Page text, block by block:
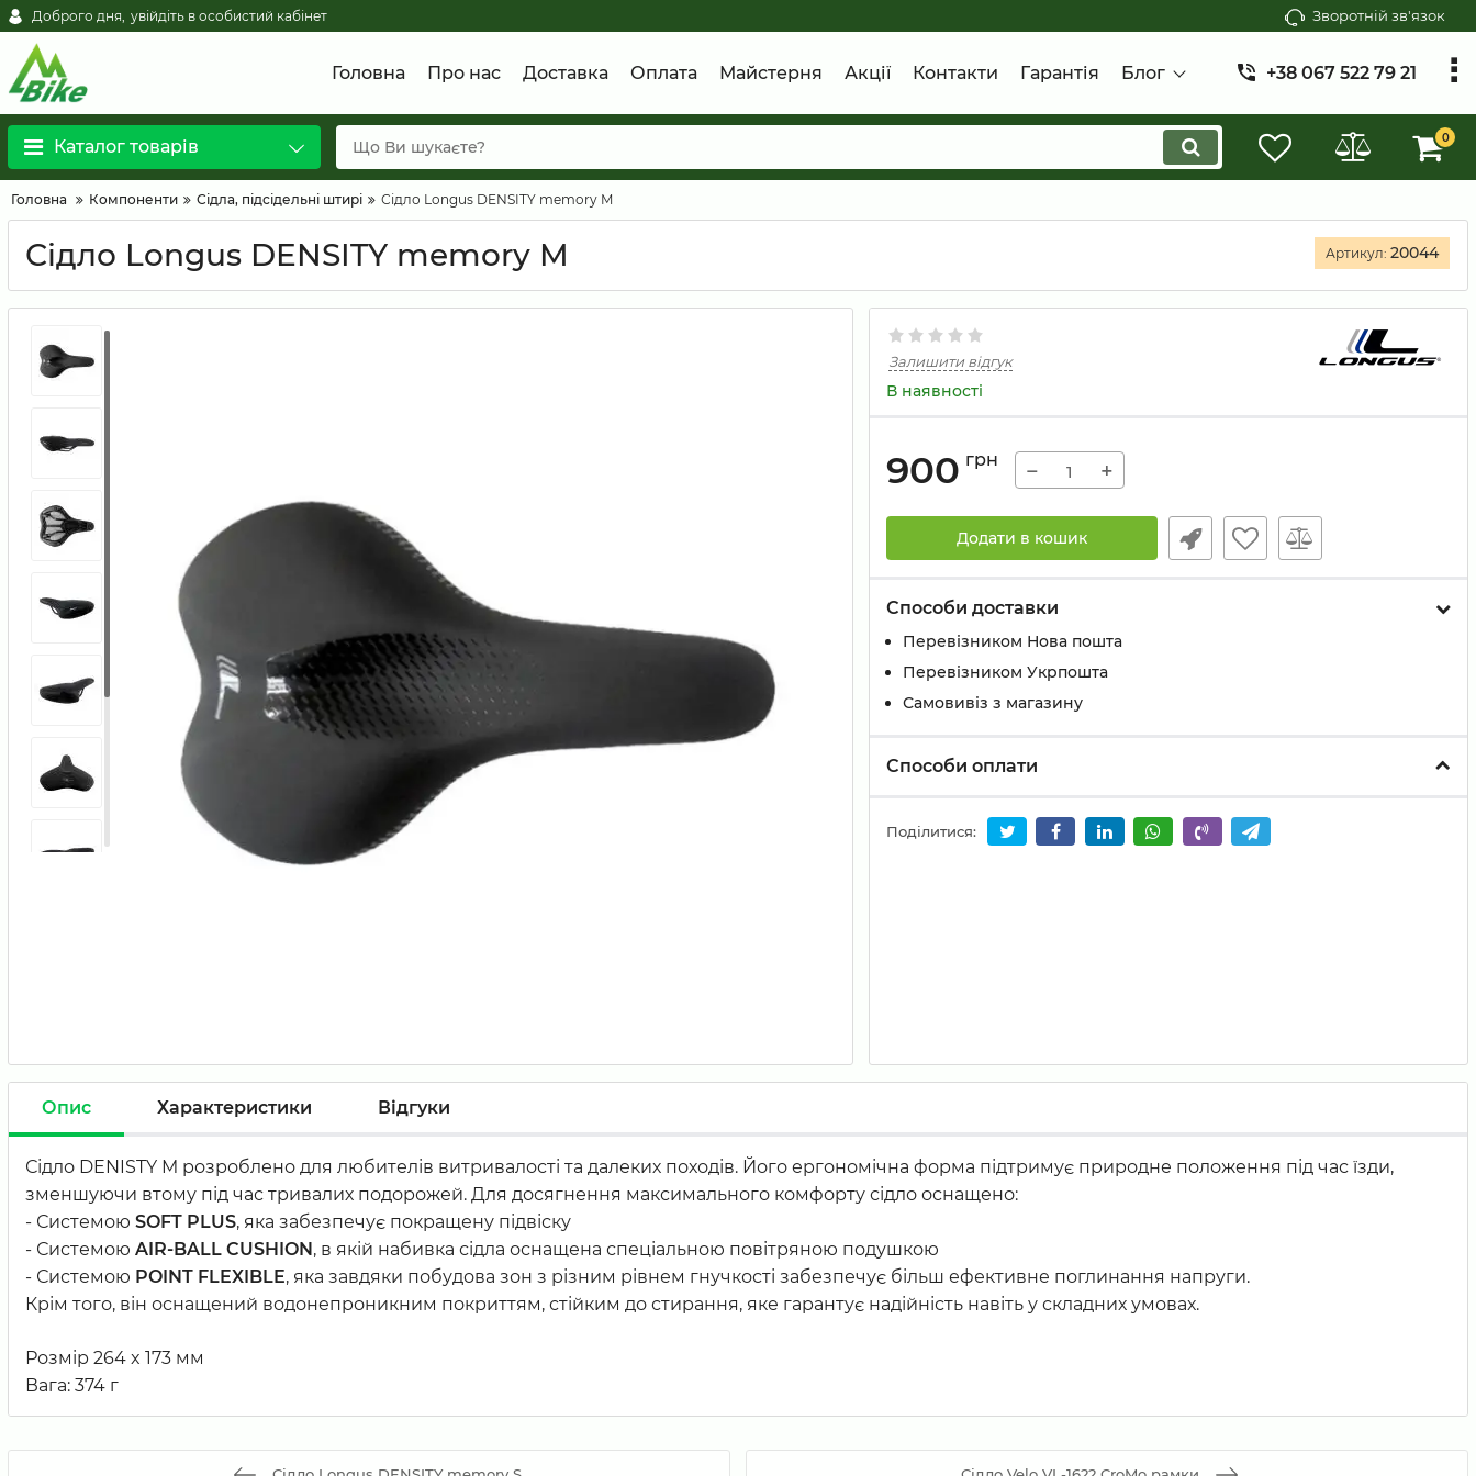
Доброго дня, увійдіть в особистий кабінет Зворотній зв'язок
Головна Про нас Доставка Оплата Майстерня Акції Контакти Гарантія Блог +38 067 522 79 21
Каталог товарів 0
Головна Компоненти Сідла, підсідельні штирі Сідло Longus DENSITY memory M
Сідло Longus DENSITY memory M Артикул: 20044
Залишити відгук
В наявності
900 грн − +
Додати в кошик
Способи доставки
Перевізником Нова пошта
Перевізником Укрпошта
Самовивіз з магазину
Способи оплати
Поділитися:
Опис Характеристики Відгуки
Сідло DENISTY M розроблено для любителів витривалості та далеких походів. Його ергономічна форма підтримує природне положення під час їзди,
зменшуючи втому під час тривалих подорожей. Для досягнення максимального комфорту сідло оснащено:
- Системою SOFT PLUS, яка забезпечує покращену підвіску
- Системою AIR-BALL CUSHION, в якій набивка сідла оснащена спеціальною повітряною подушкою
- Системою POINT FLEXIBLE, яка завдяки побудова зон з різним рівнем гнучкості забезпечує більш ефективне поглинання напруги.
Крім того, він оснащений водонепроникним покриттям, стійким до стирання, яке гарантує надійність навіть у складних умовах.
Розмір 264 x 173 мм
Вага: 374 г